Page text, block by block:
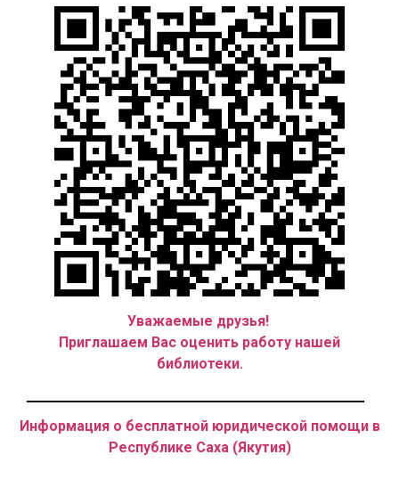
Уважаемые друзья!
Приглашаем Вас оценить работу нашей
библиотеки.
Информация о бесплатной юридической помощи в
Республике Саха (Якутия)